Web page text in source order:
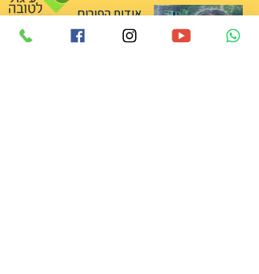
אודות הפורום
שותפים
אודות מיכל סלה ז״ל